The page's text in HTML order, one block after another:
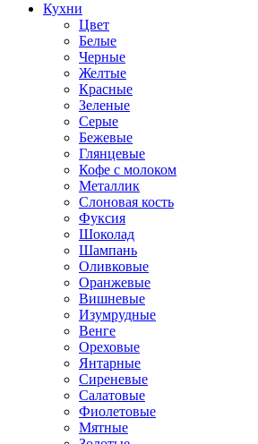
Кухни
Цвет
Белые
Черные
Желтые
Красные
Зеленые
Серые
Бежевые
Глянцевые
Кофе с молоком
Металлик
Слоновая кость
Фуксия
Шоколад
Шампань
Оливковые
Оранжевые
Вишневые
Изумрудные
Венге
Ореховые
Янтарные
Сиреневые
Салатовые
Фиолетовые
Мятные